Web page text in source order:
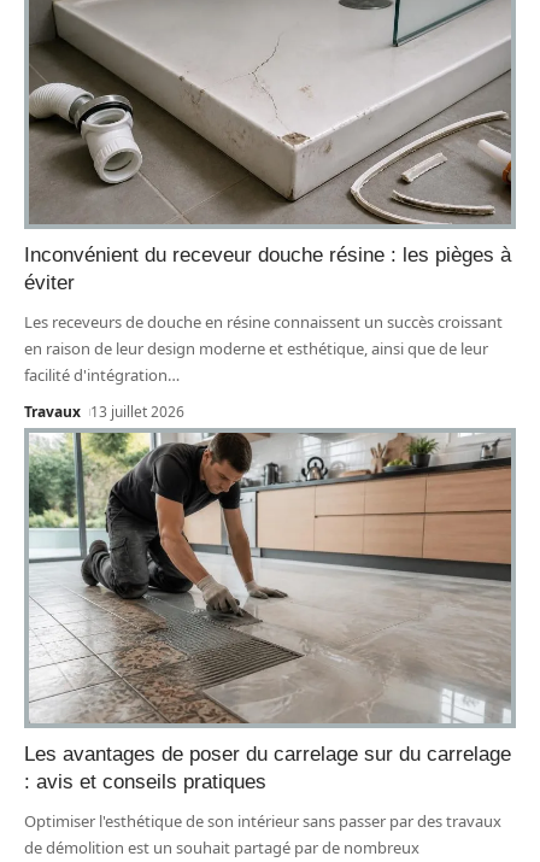
Inconvénient du receveur douche résine : les pièges à
éviter
Les receveurs de douche en résine connaissent un succès croissant
en raison de leur design moderne et esthétique, ainsi que de leur
facilité d'intégration…
Travaux 13 juillet 2026
Les avantages de poser du carrelage sur du carrelage
: avis et conseils pratiques
Optimiser l'esthétique de son intérieur sans passer par des travaux
de démolition est un souhait partagé par de nombreux